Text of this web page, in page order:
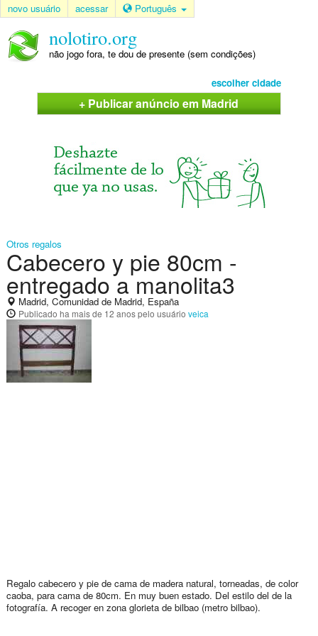
novo usuário acessar Português
nolotiro.org
não jogo fora, te dou de presente (sem condições)
escolher cidade
+ Publicar anúncio em Madrid
Otros regalos
Cabecero y pie 80cm -
entregado a manolita3
Madrid, Comunidad de Madrid, España
Publicado ha mais de 12 anospelo usuário veica
Regalo cabecero y pie de cama de madera natural, torneadas, de color
caoba, para cama de 80cm. En muy buen estado. Del estilo del de la
fotografía. A recoger en zona glorieta de bilbao (metro bilbao).